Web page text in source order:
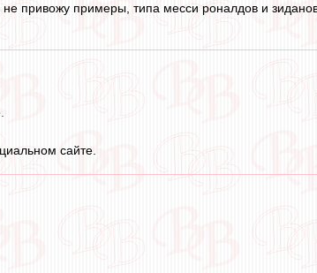
привожу примеры, типа месси роналдов и
сайте.